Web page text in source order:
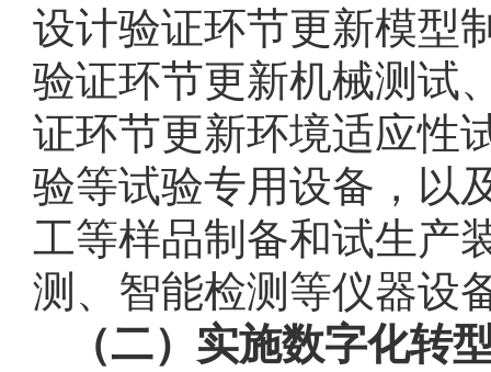
设计验证环节更新模型
验证环节更新机械测试
证环节更新环境适应性
验等试验专用设备，以
工等样品制备和试生产
测、智能检测等仪器设
（二）实施数字化转